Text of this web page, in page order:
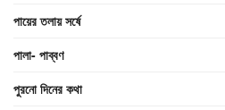
পায়ের তলায় সর্ষে
পালা- পাব্বণ
পুরনো দিনের কথা